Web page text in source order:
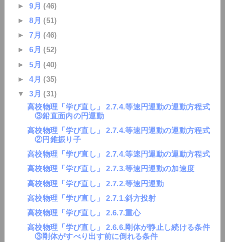
►9月 (46)
►8月 (51)
►7月 (46)
►6月 (52)
►5月 (40)
►4月 (35)
▼3月 (31)
高校物理「学び直し」 2.7.4.等速円運動の運動方程式
③鉛直面内の円運動
高校物理「学び直し」 2.7.4.等速円運動の運動方程式
②円錐振り子
高校物理「学び直し」 2.7.4.等速円運動の運動方程式
高校物理「学び直し」 2.7.3.等速円運動の加速度
高校物理「学び直し」 2.7.2.等速円運動
高校物理「学び直し」 2.7.1.斜方投射
高校物理「学び直し」 2.6.7.重心
高校物理「学び直し」 2.6.6.剛体が静止し続ける条件
③剛体がすべり出す前に倒れる条件